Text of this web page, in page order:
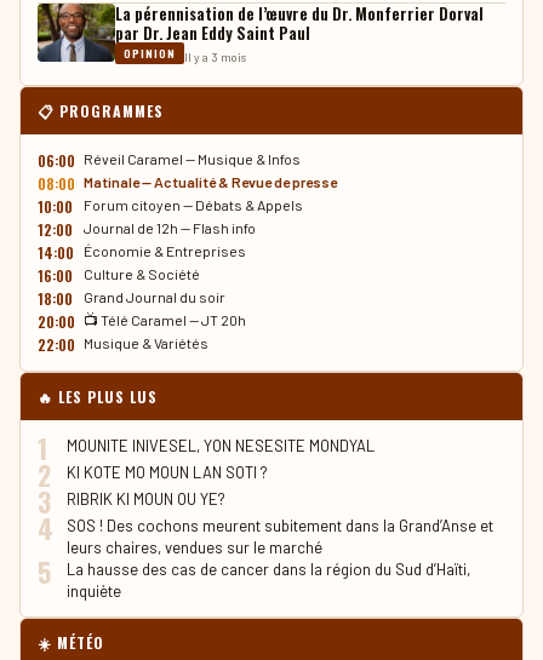
La pérennisation de l’œuvre du Dr. Monferrier Dorval
par Dr. Jean Eddy Saint Paul
OPINION Il y a 3 mois
📋 PROGRAMMES
06:00 Réveil Caramel — Musique & Infos
08:00 Matinale — Actualité & Revue de presse
10:00 Forum citoyen — Débats & Appels
12:00 Journal de 12h — Flash info
14:00 Économie & Entreprises
16:00 Culture & Société
18:00 Grand Journal du soir
20:00 📺 Télé Caramel — JT 20h
22:00 Musique & Variétés
🔥 LES PLUS LUS
1 MOUNITE INIVESEL, YON NESESITE MONDYAL
2 KI KOTE MO MOUN LAN SOTI ?
3 RIBRIK KI MOUN OU YE?
4
SOS ! Des cochons meurent subitement dans la Grand’Anse et
leurs chaires, vendues sur le marché
5
La hausse des cas de cancer dans la région du Sud d’Haïti,
inquiète
☀️ MÉTÉO